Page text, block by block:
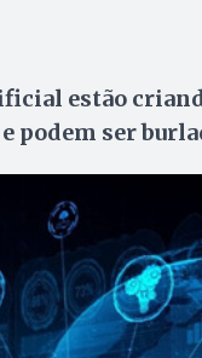
estão
podem ser